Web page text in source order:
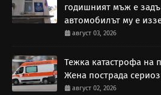
годишният мъж е
автомобилът му е
август 03, 2026
Тежка катастрофа на
Жена пострада
август 02, 2026